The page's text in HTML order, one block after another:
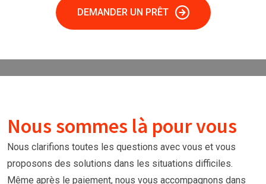
DEMANDER UN PRÊT
Nous sommes là pour vous
Nous clarifions toutes les questions avec vous et vous
proposons des solutions dans les situations difficiles.
Même après le paiement, nous vous accompagnons dans